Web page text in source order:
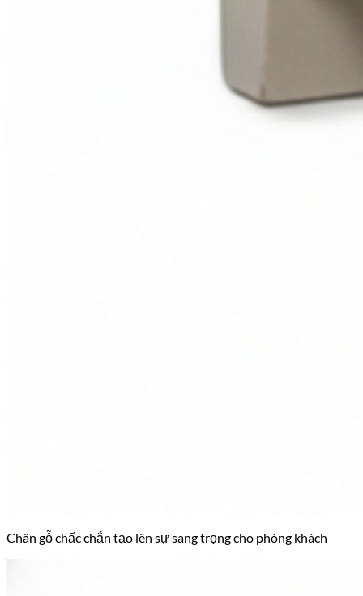
Chân gỗ chấc chắn tạo lên sự sang trọng cho phòng khách